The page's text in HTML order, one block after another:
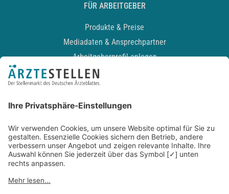
FÜR ARBEITGEBER
Produkte & Preise
Mediadaten & Ansprechpartner
Arbeitgeberprofil anlegen
Recruiting-Podcast
Kontakt
Datenschutz
Newsletter